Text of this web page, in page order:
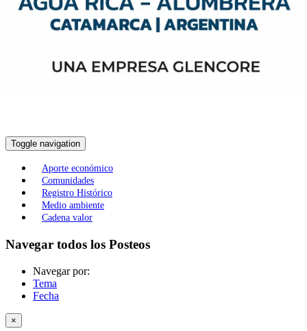
Toggle navigation
Aporte económico
Comunidades
Registro Histórico
Medio ambiente
Cadena valor
Navegar todos los Posteos
Navegar por:
Tema
Fecha
×